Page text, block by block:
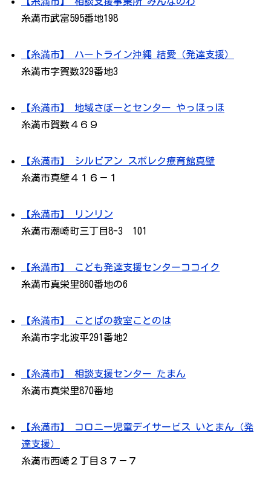
糸満市武富595番地198
【糸満市】 ハートライン沖縄 結愛（発達支援）
糸満市字賀数329番地3
【糸満市】 地域さぽーとセンター やっほっほ
糸満市賀数４６９
【糸満市】 シルビアン スポレク療育館真壁
糸満市真壁４１６－１
【糸満市】 リンリン
糸満市潮崎町三丁目8-3 101
【糸満市】 こども発達支援センターココイク
糸満市真栄里860番地の6
【糸満市】 ことばの教室ことのは
糸満市字北波平291番地2
【糸満市】 相談支援センター たまん
糸満市真栄里870番地
【糸満市】 コロニー児童デイサービス いとまん（発
達支援）
糸満市西崎２丁目３７－７